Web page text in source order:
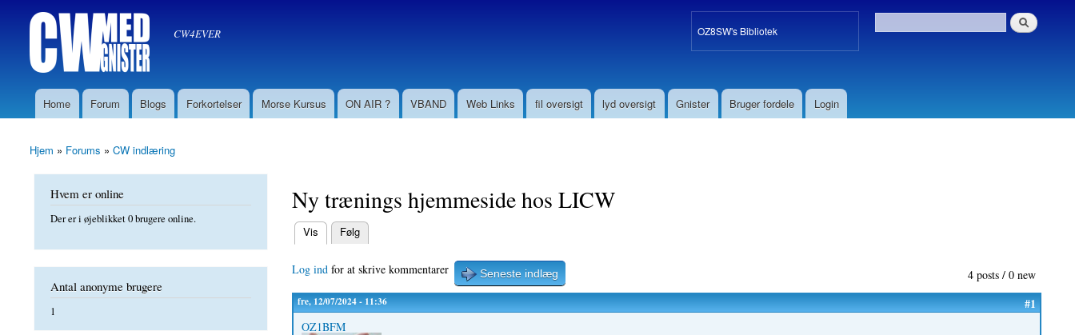
CW med Gnister CW4EVER
oz8sw OZ8SW's Bibliotek
Søgefelt
Søg
Hovedmenu
Home Forum Blogs Forkortelser Morse Kursus ON AIR ? VBAND Web Links fil oversigt lyd oversigt Gnister Bruger fordele Login
Du er her
Hjem » Forums » CW indlæring
Ny trænings hjemmeside hos LICW
Primære faneblade
Vis
(aktiv fane) Følg
4 posts / 0 new
Log ind for at skrive kommentarer Seneste indlæg
fre, 12/07/2024 - 11:36 #1
OZ1BFM
Hvem er online
Der er i øjeblikket 0 brugere online.
Antal anonyme brugere
1